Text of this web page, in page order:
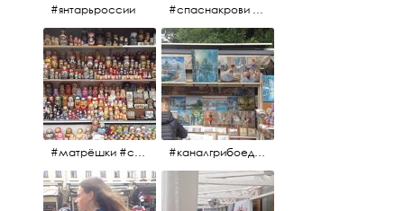
#янтарьроссии #спаснакрови #михайловскийсад
#матрёшки #сувениры #вернисаж #каналгрибоедова #санктпетербург #вернисаж #